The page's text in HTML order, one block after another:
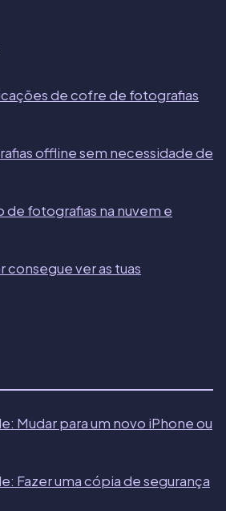
de cofre de fotografias
offline sem necessidade de
fotografias na nuvem e
consegue ver as tuas
Mudar para um novo iPhone ou
Fazer uma cópia de segurança